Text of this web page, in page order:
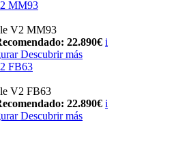
MM93
V2 MM93
22.890€ i
Descubrir más
FB63
V2 FB63
22.890€ i
Descubrir más